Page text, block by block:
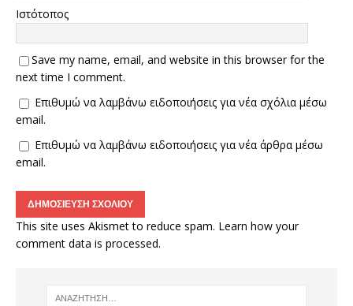
Ιστότοπος
Save my name, email, and website in this browser for the
next time I comment.
Επιθυμώ να λαμβάνω ειδοποιήσεις για νέα σχόλια μέσω
email.
Επιθυμώ να λαμβάνω ειδοποιήσεις για νέα άρθρα μέσω
email.
This site uses Akismet to reduce spam. Learn how your
comment data is processed.